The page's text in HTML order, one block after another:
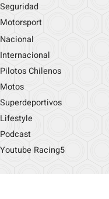
Seguridad
Motorsport
Nacional
Internacional
Pilotos Chilenos
Motos
Superdeportivos
Lifestyle
Podcast
Youtube Racing5